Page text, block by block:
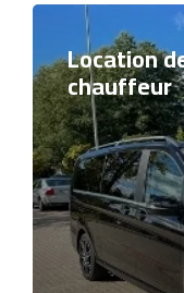
Location
chauffeur